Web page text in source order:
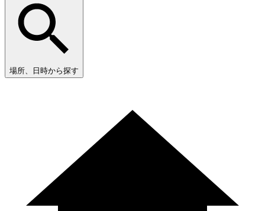
場所、日時から探す